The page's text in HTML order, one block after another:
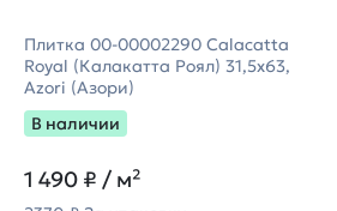
Плитка 00-00002290 Calacatta
Royal (Калакатта Роял) 31,5х63,
Azori (Азори)
В наличии
1 490 ₽ / м²